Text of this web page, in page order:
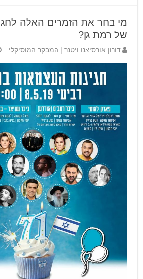
מי בחר את הזמרים האלה
של רמת גן?
דורון אורסיאנו ויטנר | המבקר המוסיקלי